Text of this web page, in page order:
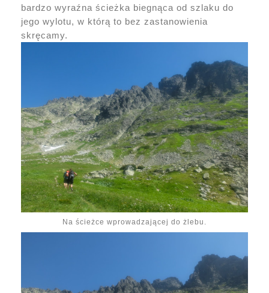
bardzo wyraźna ścieżka biegnąca od szlaku do
jego wylotu, w którą to bez zastanowienia
skręcamy.
Na ścieżce wprowadzającej do żlebu.